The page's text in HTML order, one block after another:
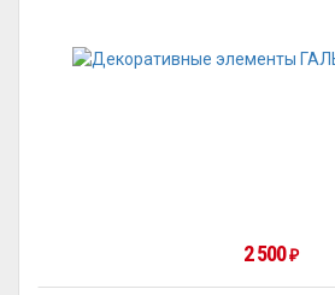
2 500₽